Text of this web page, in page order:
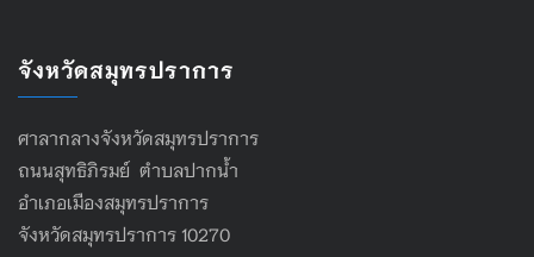
จังหวัดสมุทรปราการ
ศาลากลางจังหวัดสมุทรปราการ
ถนนสุทธิภิรมย์ ตำบลปากน้ำ
อำเภอเมืองสมุทรปราการ
จังหวัดสมุทรปราการ 10270